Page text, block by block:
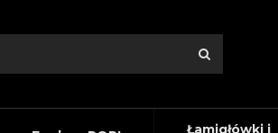
Łamigłówki i